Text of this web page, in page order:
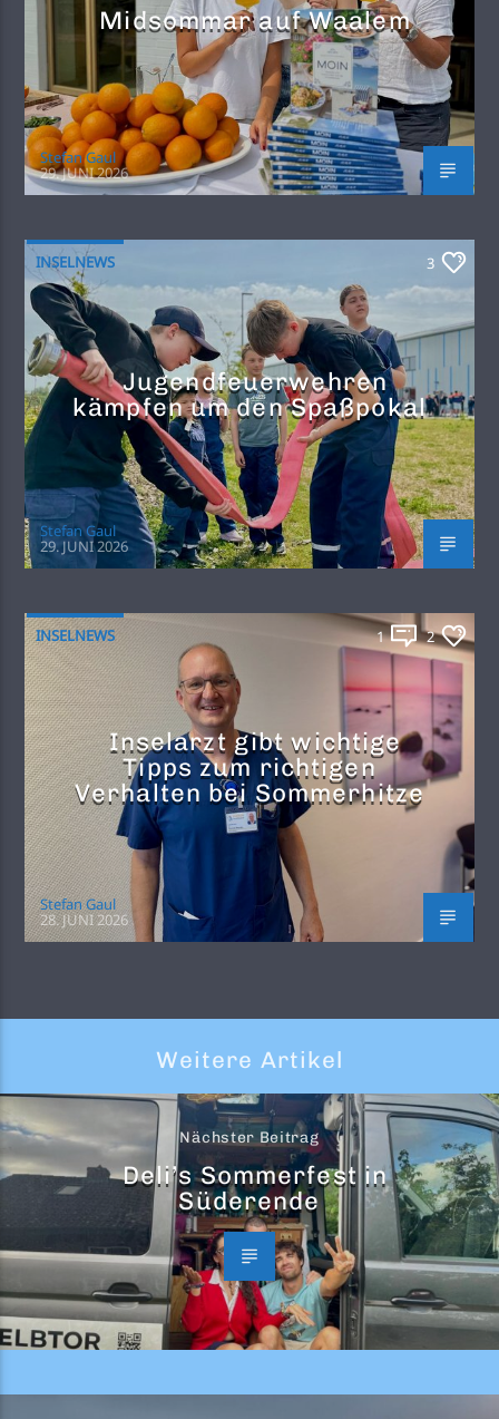
Midsommar auf Waalem
Stefan Gaul
29. JUNI 2026
INSELNEWS 3
Jugendfeuerwehren
kämpfen um den Spaßpokal
Stefan Gaul
29. JUNI 2026
INSELNEWS 1 2
Inselarzt gibt wichtige
Tipps zum richtigen
Verhalten bei Sommerhitze
Stefan Gaul
28. JUNI 2026
Weitere Artikel
Nächster Beitrag
Deli’s Sommerfest in
Süderende